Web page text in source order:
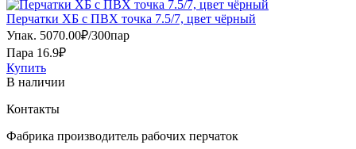
Перчатки ХБ с ПВХ точка 7.5/7, цвет чёрный
Упак. 5070.00₽/300пар
Пара 16.9₽
Купить
В наличии
Контакты
Фабрика производитель рабочих перчаток